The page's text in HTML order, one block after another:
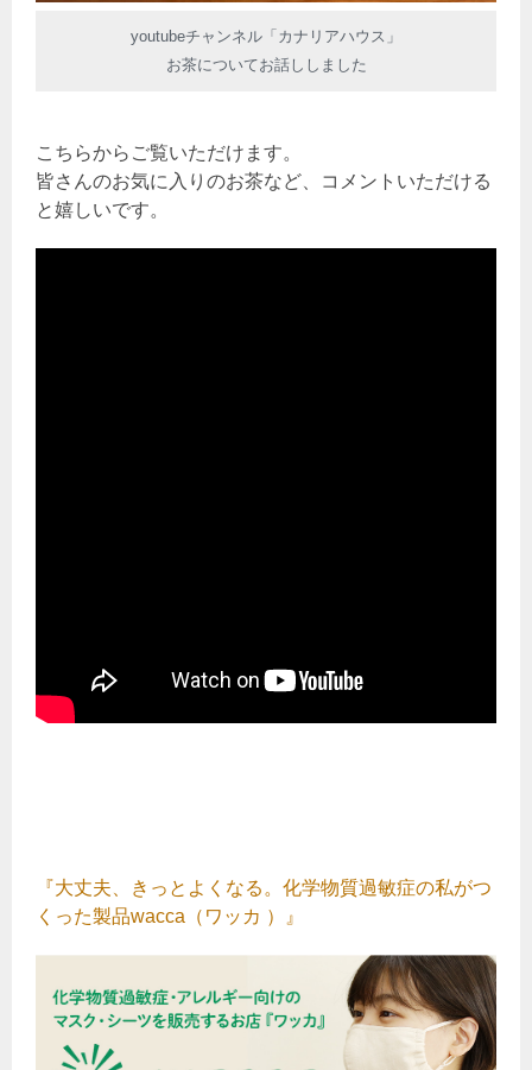
youtubeチャンネル「カナリアハウス」
お茶についてお話ししました
こちらからご覧いただけます。
皆さんのお気に入りのお茶など、コメントいただける
と嬉しいです。
『大丈夫、きっとよくなる。化学物質過敏症の私がつ
くった製品wacca（ワッカ ）』